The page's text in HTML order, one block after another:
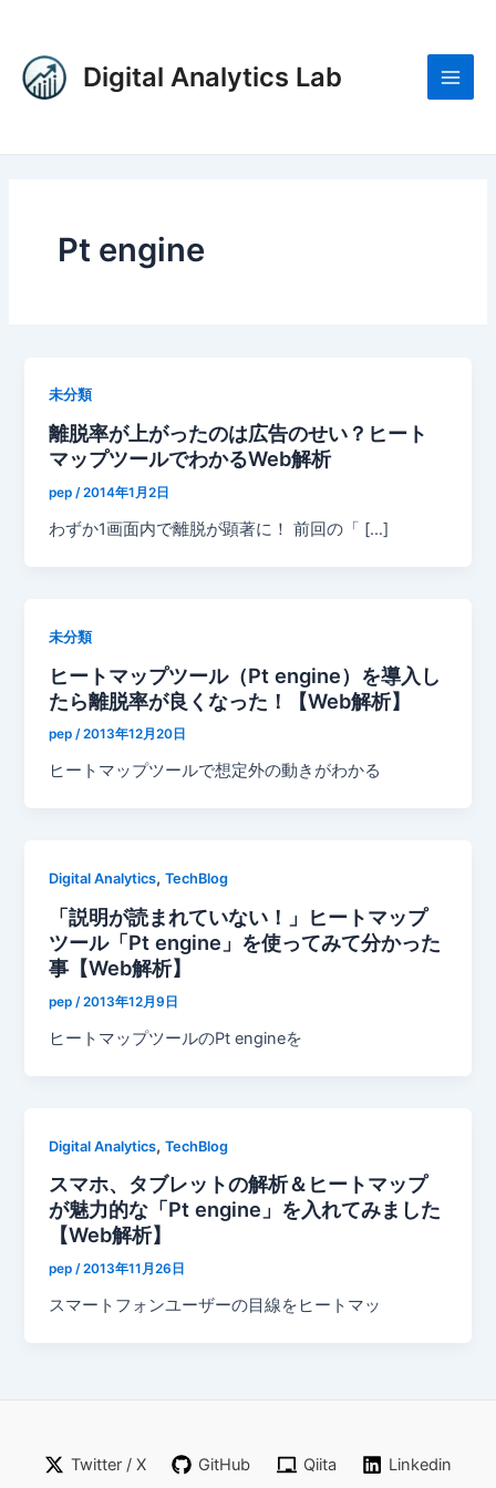
Digital Analytics Lab
Pt engine
未分類
離脱率が上がったのは広告のせい？ヒート
マップツールでわかるWeb解析
pep/2014年1月2日
わずか1画面内で離脱が顕著に！ 前回の「 […]
未分類
ヒートマップツール（Pt engine）を導入し
たら離脱率が良くなった！【Web解析】
pep/2013年12月20日
ヒートマップツールで想定外の動きがわかる
Digital Analytics,TechBlog
「説明が読まれていない！」ヒートマップ
ツール「Pt engine」を使ってみて分かった
事【Web解析】
pep/2013年12月9日
ヒートマップツールのPt engineを
Digital Analytics,TechBlog
スマホ、タブレットの解析＆ヒートマップ
が魅力的な「Pt engine」を入れてみました
【Web解析】
pep/2013年11月26日
スマートフォンユーザーの目線をヒートマッ
Twitter / X GitHub Qiita Linkedin